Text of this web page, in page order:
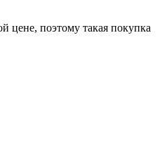
цене, поэтому такая покупка